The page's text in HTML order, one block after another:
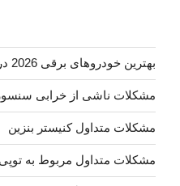
بهترین خودروهای برقی 2026 در اروپا
مشکلات ناشی از خرابی
مشکلات متداول کنیستر بنزین
مشکلات متداول مربوط به